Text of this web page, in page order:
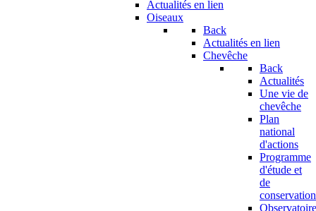
Actualités en lien
Oiseaux
Back
Actualités en lien
Chevêche
Back
Actualités
Une vie de
chevêche
Plan
national
d'actions
Programme
d'étude et
de
conservation
Observatoire